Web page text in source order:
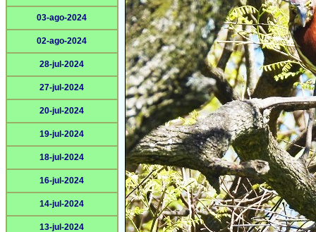
03-ago-2024
02-ago-2024
28-jul-2024
27-jul-2024
20-jul-2024
19-jul-2024
18-jul-2024
16-jul-2024
14-jul-2024
13-jul-2024